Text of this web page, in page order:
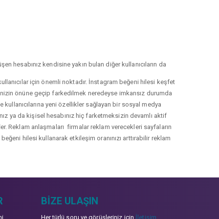
hesabınız kendisine yakın bulan diğer kullanıcıların da
için önemli noktadır. İnstagram beğeni hilesi keşfet
önüne geçip farkedilmek neredeyse imkansız durumda
yeni özellikler sağlayan bir sosyal medya
ya da kişisel hesabınız hiç farketmeksizin devamlı aktif
Reklam anlaşmaları firmalar reklam verecekleri sayfaların
hilesi kullanarak etkileşim oranınızı arttırabilir reklam
BIZE ULAŞIN
Her türlü soru ve görüşleriniz için İletişim